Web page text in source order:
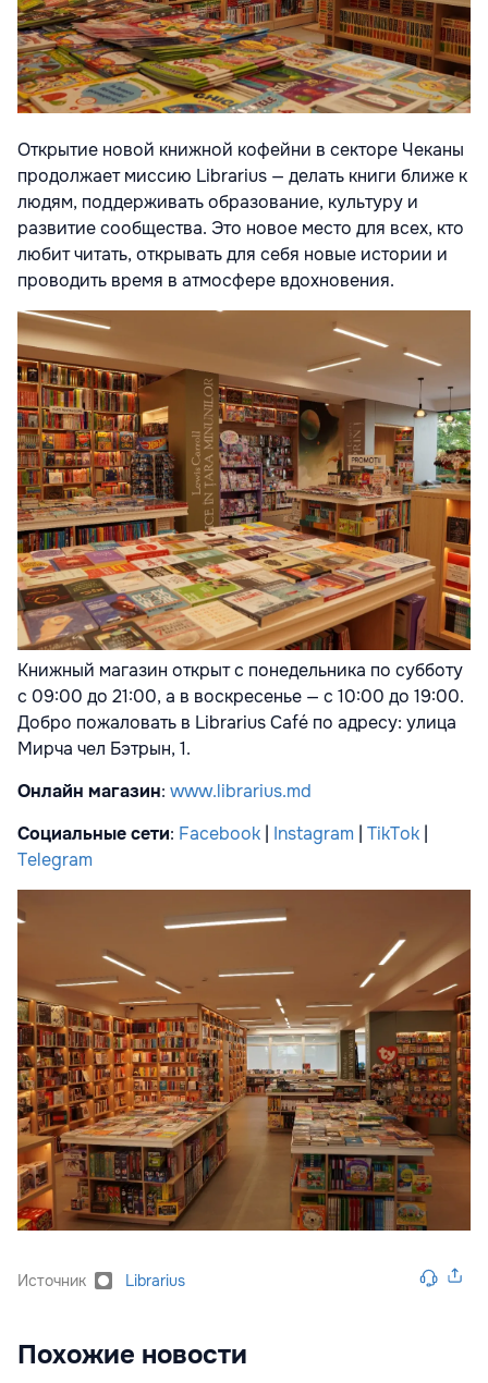
Открытие новой книжной кофейни в секторе Чеканы
продолжает миссию Librarius — делать книги ближе к
людям, поддерживать образование, культуру и
развитие сообщества. Это новое место для всех, кто
любит читать, открывать для себя новые истории и
проводить время в атмосфере вдохновения.
Книжный магазин открыт с понедельника по субботу
с 09:00 до 21:00, а в воскресенье — с 10:00 до 19:00.
Добро пожаловать в Librarius Café по адресу: улица
Мирча чел Бэтрын, 1.
Онлайн магазин: www.librarius.md
Социальные сети: Facebook Instagram TikTok
Telegram
Источник Librarius
Похожие новости